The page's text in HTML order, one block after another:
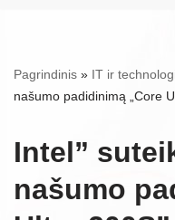
Pagrindinis » IT ir
našumo padidinimą „Core
Intel”
našumo